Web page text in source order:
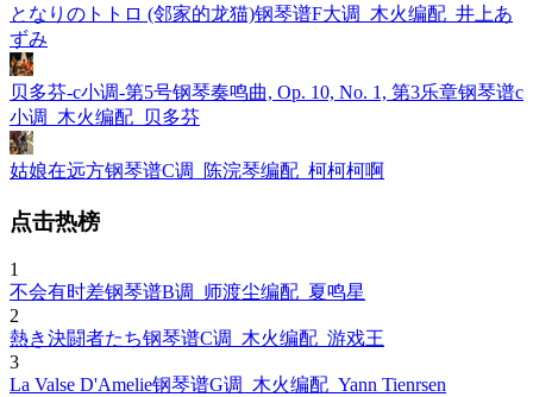
となりのトトロ (邻家的龙猫)钢琴谱F大调_木火编配_井上あ
ずみ
贝多芬-c小调-第5号钢琴奏鸣曲, Op. 10, No. 1, 第3乐章钢琴谱c
小调_木火编配_贝多芬
姑娘在远方钢琴谱C调_陈浣琴编配_柯柯柯啊
点击热榜
1
不会有时差钢琴谱B调_师渡尘编配_夏鸣星
2
熱き決闘者たち钢琴谱C调_木火编配_游戏王
3
La Valse D'Amelie钢琴谱G调_木火编配_Yann Tienrsen